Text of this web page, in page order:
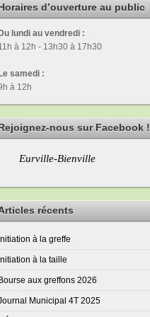
d’ouverture au public
lundi au vendredi :
à 12h - 13h30 à 17h30
samedi :
à 12h
nous sur Facebook !
Eurville-Bienville
récents
à la greffe
à la taille
aux greffons 2026
Municipal 4T 2025